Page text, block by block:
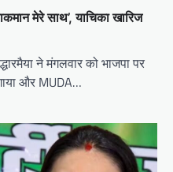
मेरे साथ’, याचिका खारिज
ने मंगलवार को भाजपा पर
और MUDA…